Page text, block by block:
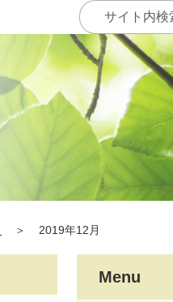
＞ 2019年12月
Menu